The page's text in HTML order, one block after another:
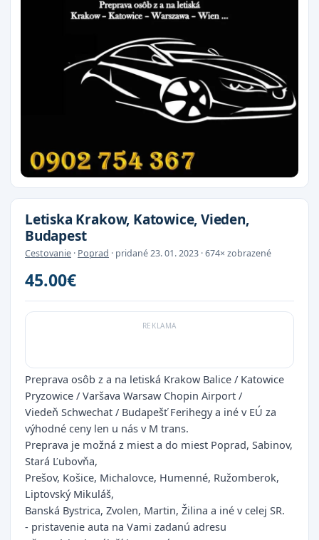
Letiska Krakow, Katowice, Vieden,
Budapest
Cestovanie · Poprad · pridané 23. 01. 2023 · 674× zobrazené
45.00€
Preprava osôb z a na letiská Krakow Balice / Katowice
Pryzowice / Varšava Warsaw Chopin Airport /
Viedeň Schwechat / Budapešť Ferihegy a iné v EÚ za
výhodné ceny len u nás v M trans.
Preprava je možná z miest a do miest Poprad, Sabinov,
Stará Ľubovňa,
Prešov, Košice, Michalovce, Humenné, Ružomberok,
Liptovský Mikuláš,
Banská Bystrica, Zvolen, Martin, Žilina a iné v celej SR.
- pristavenie auta na Vami zadanú adresu